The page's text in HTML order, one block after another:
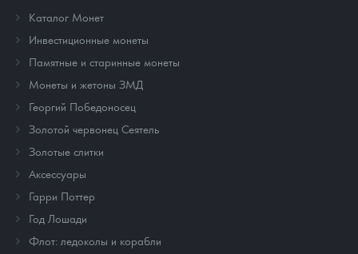
Каталог Монет
Инвестиционные монеты
Памятные и старинные монеты
Монеты и жетоны ЗМД
Георгий Победоносец
Золотой червонец Сеятель
Золотые слитки
Аксессуары
Гарри Поттер
Год Лошади
Флот: ледоколы и корабли